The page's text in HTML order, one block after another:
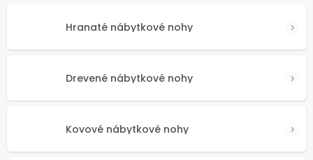
Hranaté nábytkové nohy
Drevené nábytkové nohy
Kovové nábytkové nohy